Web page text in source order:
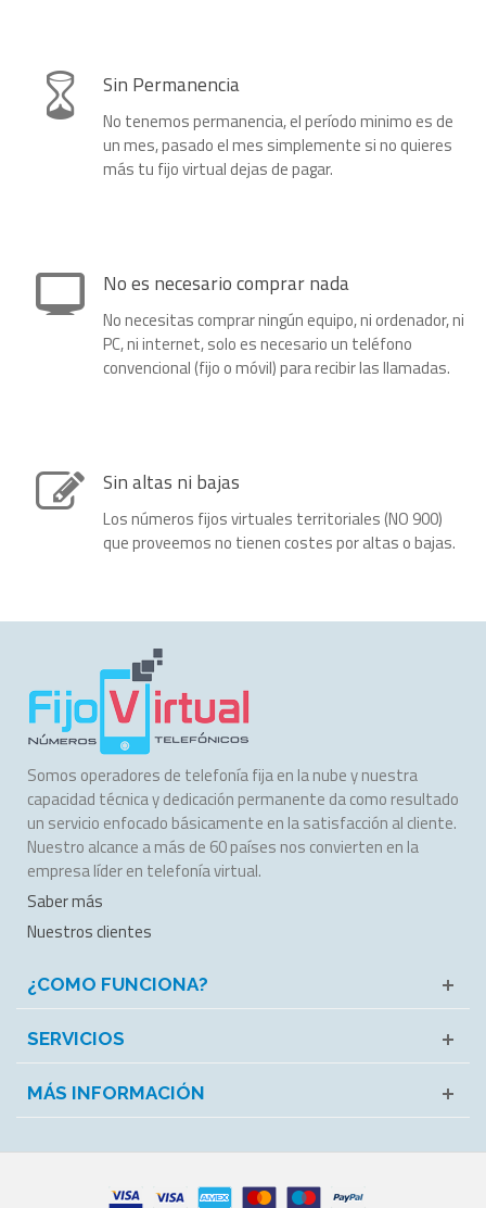
Sin Permanencia
No tenemos permanencia, el período minimo es de
un mes, pasado el mes simplemente si no quieres
más tu fijo virtual dejas de pagar.
No es necesario comprar nada
No necesitas comprar ningún equipo, ni ordenador, ni
PC, ni internet, solo es necesario un teléfono
convencional (fijo o móvil) para recibir las llamadas.
Sin altas ni bajas
Los números fijos virtuales territoriales (NO 900)
que proveemos no tienen costes por altas o bajas.
Somos operadores de telefonía fija en la nube y nuestra
capacidad técnica y dedicación permanente da como resultado
un servicio enfocado básicamente en la satisfacción al cliente.
Nuestro alcance a más de 60 países nos convierten en la
empresa líder en telefonía virtual.
Saber más
Nuestros clientes
¿COMO FUNCIONA?
SERVICIOS
MÁS INFORMACIÓN